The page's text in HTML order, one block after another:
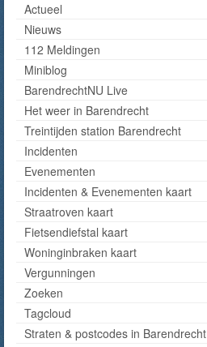
Actueel
Nieuws
112 Meldingen
Miniblog
BarendrechtNU Live
Het weer in Barendrecht
Treintijden station Barendrecht
Incidenten
Evenementen
Incidenten & Evenementen kaart
Straatroven kaart
Fietsendiefstal kaart
Woninginbraken kaart
Vergunningen
Zoeken
Tagcloud
Straten & postcodes in Barendrecht